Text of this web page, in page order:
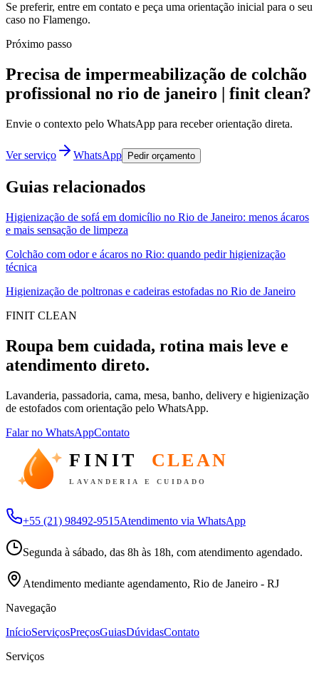
Se preferir, entre em contato e peça uma orientação inicial para o seu
caso no Flamengo.
Próximo passo
Precisa de impermeabilização de colchão
profissional no rio de janeiro | finit clean?
Envie o contexto pelo WhatsApp para receber orientação direta.
Ver serviço WhatsApp Pedir orçamento
Guias relacionados
Higienização de sofá em domicílio no Rio de Janeiro: menos ácaros
e mais sensação de limpeza
Colchão com odor e ácaros no Rio: quando pedir higienização
técnica
Higienização de poltronas e cadeiras estofadas no Rio de Janeiro
FINIT CLEAN
Roupa bem cuidada, rotina mais leve e
atendimento direto.
Lavanderia, passadoria, cama, mesa, banho, delivery e higienização
de estofados com orientação pelo WhatsApp.
Falar no WhatsAppContato
FINIT CLEAN
LAVANDERIA E CUIDADO
+55 (21) 98492-9515Atendimento via WhatsApp
Segunda à sábado, das 8h às 18h, com atendimento agendado.
Atendimento mediante agendamento, Rio de Janeiro - RJ
Navegação
InícioServiçosPreçosGuiasDúvidasContato
Serviços